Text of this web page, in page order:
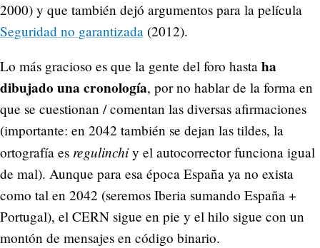
2000) y que también dejó argumentos para la película
Seguridad no garantizada (2012).
Lo más gracioso es que la gente del foro hasta ha
dibujado una cronología, por no hablar de la forma en
que se cuestionan / comentan las diversas afirmaciones
(importante: en 2042 también se dejan las tildes, la
ortografía es regulinchiy el autocorrector funciona igual
de mal). Aunque para esa época España ya no exista
como tal en 2042 (seremos Iberia sumando España +
Portugal), el CERN sigue en pie y el hilo sigue con un
montón de mensajes en código binario.